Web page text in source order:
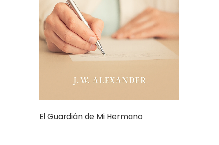
El Guardián de Mi Hermano